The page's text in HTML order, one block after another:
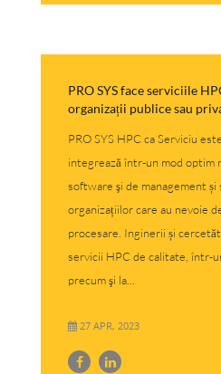
PRO SYS face serviciile
organizații publice sau
PRO SYS HPC ca Serviciu
integrează într-un mod optim
software şi de management și
organizațiilor care au nevoie
procesare. Inginerii și
servicii HPC de calitate, într-
precum şi la...
27 APR, 2023